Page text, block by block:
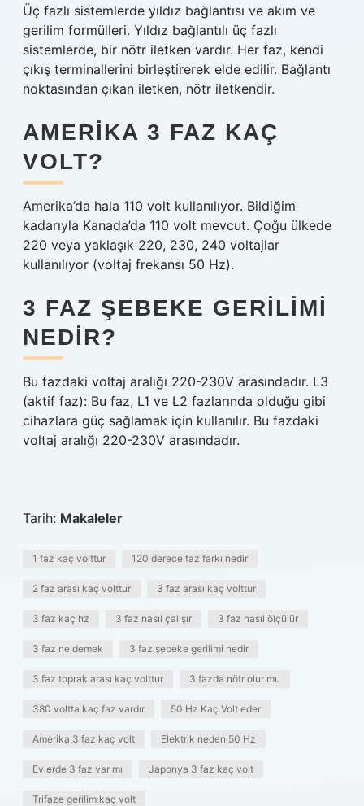
Üç fazlı sistemlerde yıldız bağlantısı ve akım ve
gerilim formülleri. Yıldız bağlantılı üç fazlı
sistemlerde, bir nötr iletken vardır. Her faz, kendi
çıkış terminallerini birleştirerek elde edilir. Bağlantı
noktasından çıkan iletken, nötr iletkendir.
AMERIKA 3 FAZ KAÇ
VOLT?
Amerika’da hala 110 volt kullanılıyor. Bildiğim
kadarıyla Kanada’da 110 volt mevcut. Çoğu ülkede
220 veya yaklaşık 220, 230, 240 voltajlar
kullanılıyor (voltaj frekansı 50 Hz).
3 FAZ ŞEBEKE GERILIMI
NEDIR?
Bu fazdaki voltaj aralığı 220-230V arasındadır. L3
(aktif faz): Bu faz, L1 ve L2 fazlarında olduğu gibi
cihazlara güç sağlamak için kullanılır. Bu fazdaki
voltaj aralığı 220-230V arasındadır.
Tarih: Makaleler
1 faz kaç volttur 120 derece faz farkı nedir
2 faz arası kaç volttur 3 faz arası kaç volttur
3 faz kaç hz 3 faz nasıl çalışır 3 faz nasıl ölçülür
3 faz ne demek 3 faz şebeke gerilimi nedir
3 faz toprak arası kaç volttur 3 fazda nötr olur mu
380 voltta kaç faz vardır 50 Hz Kaç Volt eder
Amerika 3 faz kaç volt Elektrik neden 50 Hz
Evlerde 3 faz var mı Japonya 3 faz kaç volt
Trifaze gerilim kaç volt